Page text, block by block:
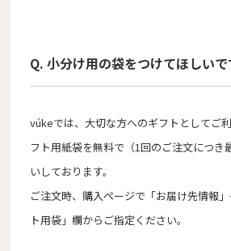
Q. 小分け用の袋をつけてほしいで
vúkeでは、大切な方へのギフトとしてご
フト用紙袋を無料で（1回のご注文につき
いしております。
ご注文時、購入ページで「お届け先情報
ト用袋」欄からご指定ください。